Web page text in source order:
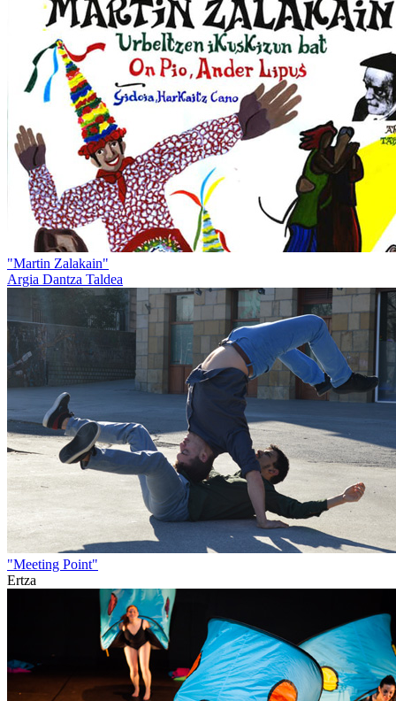
"Martin Zalakain"
Argia Dantza Taldea
"Meeting Point"
Ertza